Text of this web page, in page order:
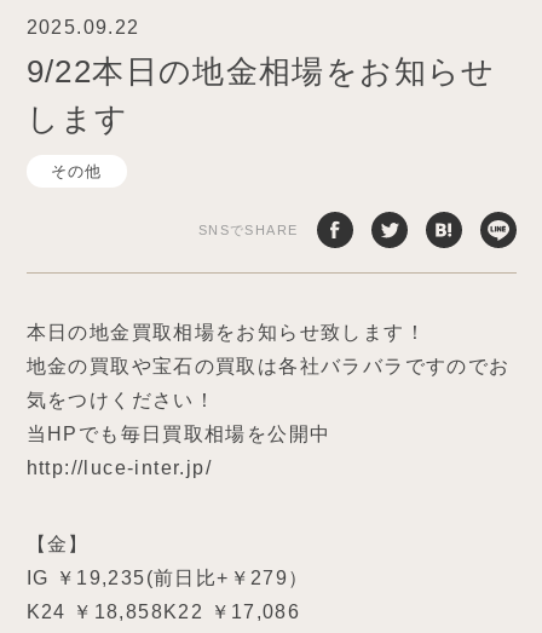
2025.09.22
9/22本日の地金相場をお知らせ
します
その他
SNSでSHARE
本日の地金買取相場をお知らせ致します！
地金の買取や宝石の買取は各社バラバラですのでお
気をつけください！
当HPでも毎日買取相場を公開中
http://luce-inter.jp/
【金】
IG ￥19,235(前日比+￥279）
K24 ￥18,858K22 ￥17,086